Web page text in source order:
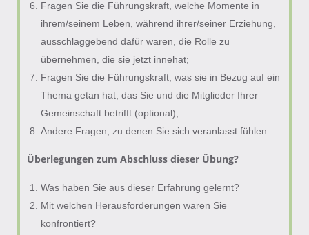
Fragen Sie die Führungskraft, welche Momente in
ihrem/seinem Leben, während ihrer/seiner Erziehung,
ausschlaggebend dafür waren, die Rolle zu
übernehmen, die sie jetzt innehat;
Fragen Sie die Führungskraft, was sie in Bezug auf ein
Thema getan hat, das Sie und die Mitglieder Ihrer
Gemeinschaft betrifft (optional);
Andere Fragen, zu denen Sie sich veranlasst fühlen.
Überlegungen zum Abschluss dieser Übung?
Was haben Sie aus dieser Erfahrung gelernt?
Mit welchen Herausforderungen waren Sie
konfrontiert?